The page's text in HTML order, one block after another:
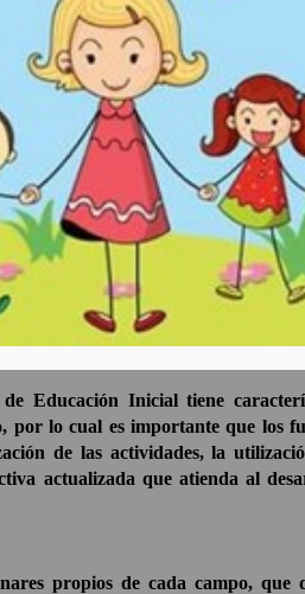
Educación Inicial tiene
por lo cual es importante que los
de las actividades, la
actualizada que atienda al
propios de cada campo, que